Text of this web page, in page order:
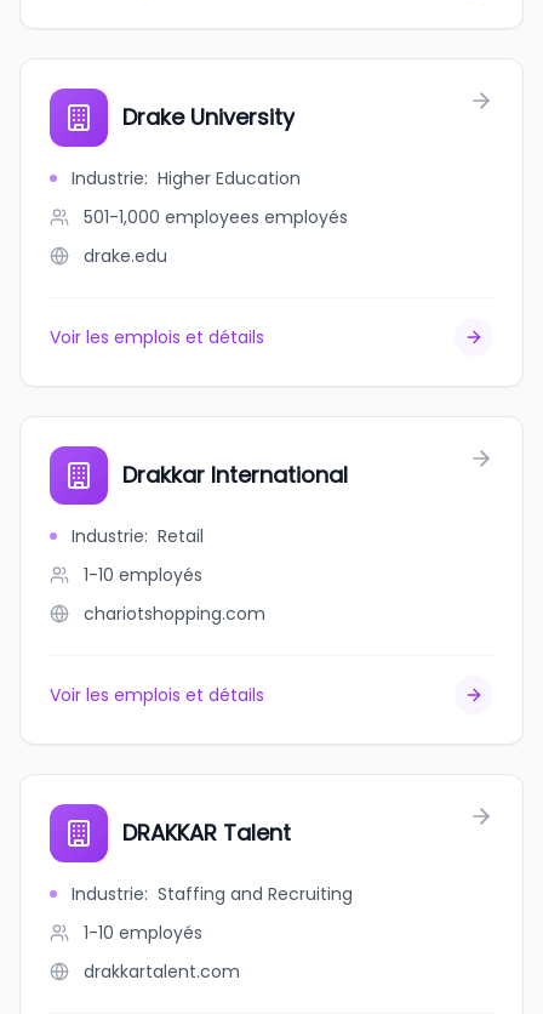
Drake University
Industrie: Higher Education
501-1,000 employees employés
drake.edu
Voir les emplois et détails
Drakkar International
Industrie: Retail
1-10 employés
chariotshopping.com
Voir les emplois et détails
DRAKKAR Talent
Industrie: Staffing and Recruiting
1-10 employés
drakkartalent.com